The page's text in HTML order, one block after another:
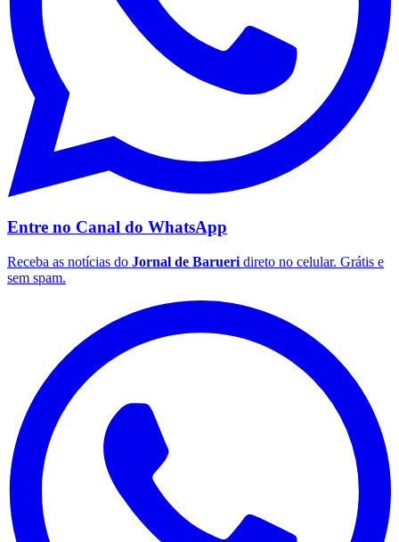
Corinthians
Entre no Canal do WhatsApp
Receba as notícias do Jornal de Barueri direto no celular. Grátis e
sem spam.